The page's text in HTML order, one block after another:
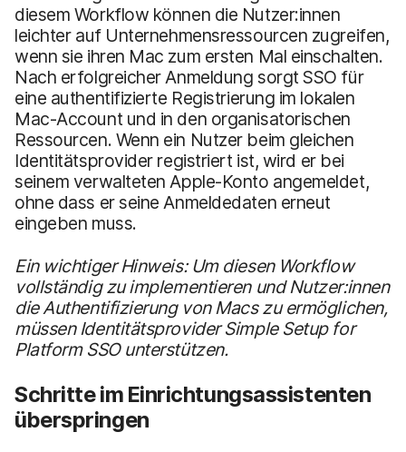
diesem Workflow können die Nutzer:innen
leichter auf Unternehmensressourcen zugreifen,
wenn sie ihren Mac zum ersten Mal einschalten.
Nach erfolgreicher Anmeldung sorgt SSO für
eine authentifizierte Registrierung im lokalen
Mac-Account und in den organisatorischen
Ressourcen. Wenn ein Nutzer beim gleichen
Identitätsprovider registriert ist, wird er bei
seinem verwalteten Apple-Konto angemeldet,
ohne dass er seine Anmeldedaten erneut
eingeben muss.
Ein wichtiger Hinweis: Um diesen Workflow
vollständig zu implementieren und Nutzer:innen
die Authentifizierung von Macs zu ermöglichen,
müssen Identitätsprovider Simple Setup for
Platform SSO unterstützen.
Schritte im Einrichtungsassistenten
überspringen